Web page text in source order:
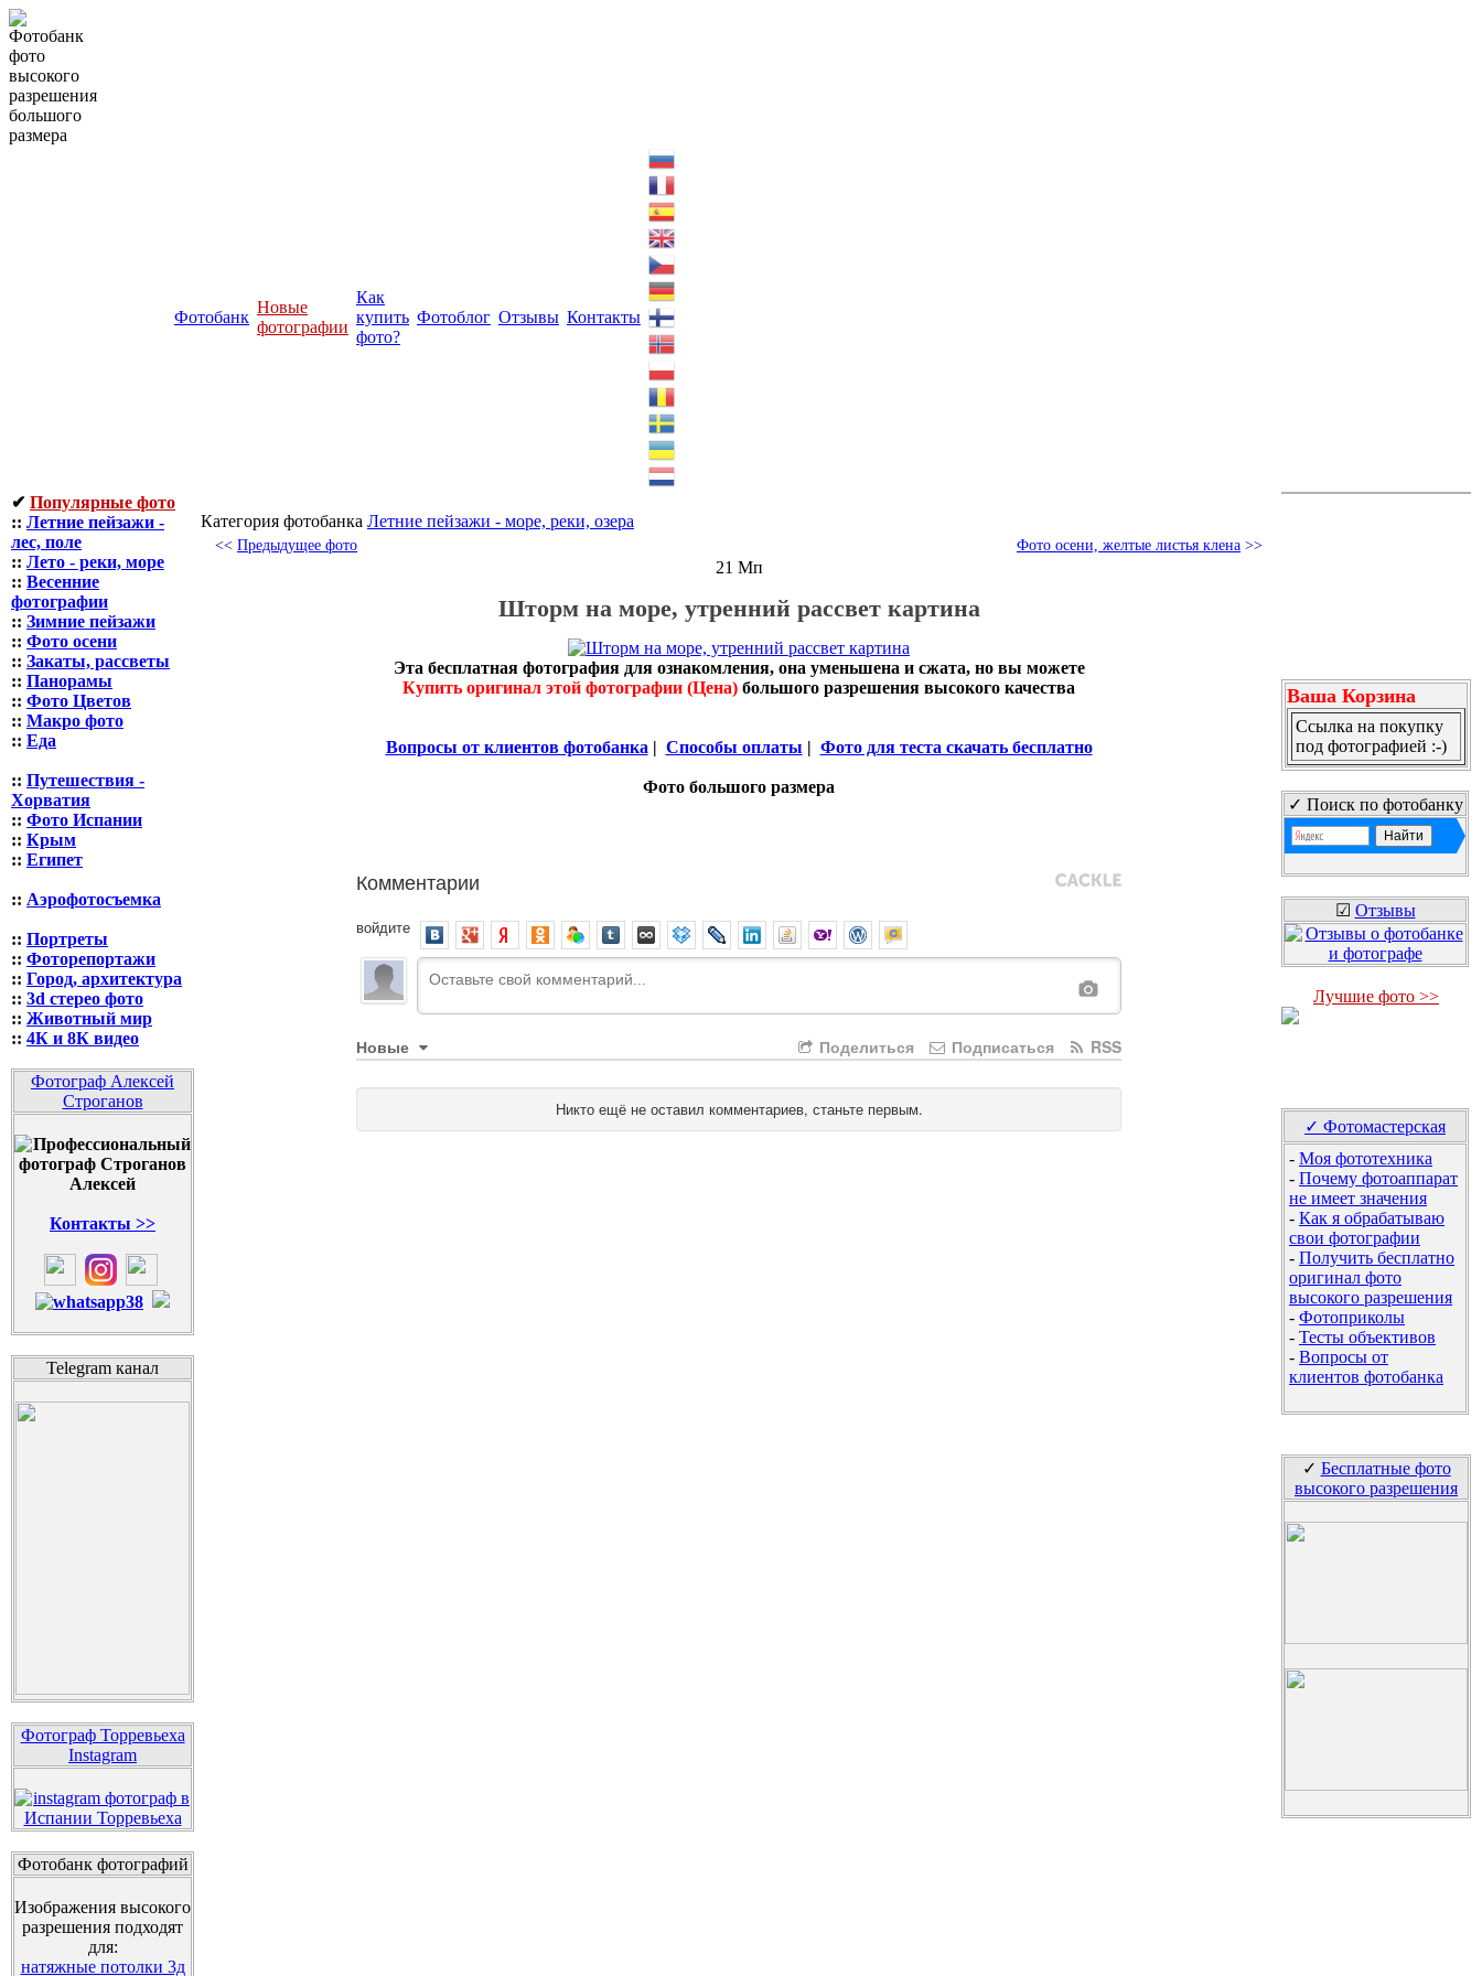
Фотобанк
Новые
фотографии
Как
купить
фото?
Фотоблог Отзывы Контакты
✔ Популярные фото
:: Летние пейзажи -
лес, поле
:: Лето - реки, море
:: Весенние
фотографии
:: Зимние пейзажи
:: Фото осени
:: Закаты, рассветы
:: Панорамы
:: Фото Цветов
:: Макро фото
:: Еда
:: Путешествия -
Хорватия
:: Фото Испании
:: Крым
:: Египет
:: Аэрофотосъемка
:: Портреты
:: Фоторепортажи
:: Город, архитектура
:: 3d стерео фото
:: Животный мир
:: 4К и 8К видео
Фотограф Алексей
Строганов
Контакты >>
Telegram канал
Фотограф Торревьеха
Instagram
Фотобанк фотографий
Изображения высокого
разрешения подходят
для:
натяжные потолки 3д
Категория фотoбанка Летние пейзажи - море, реки, озера
<< Предыдущее фото Фото осени, желтые листья клена >>
21 Мп
Шторм на море, утренний рассвет картина
Эта бесплатная фотография для ознакомления, она уменьшена и сжата, но вы можете
Купить оригинал этой фотографии (Цена) большого разрешения высокого качества
Вопросы от клиентов фотобанка| Способы оплаты Фото для теста скачать бесплатно
Фото большого размера
Комментарии
войдите
Новые RSS
Подписаться
Поделиться
Никто ещё не оставил комментариев, станьте первым.
Ваша Корзина
Ссылка на покупку
под фотографией :-)
✓ Поиск по фотобанку
☑ Отзывы
Лучшие фото >>
✓ Фотомастерская
- Моя фототехника
- Почему фотоаппарат
не имеет значения
- Как я обрабатываю
свои фотографии
- Получить бесплатно
оригинал фото
высокого разрешения
- Фотоприколы
- Тесты объективов
- Вопросы от
клиентов фотобанка
✓ Бесплатные фото
высокого разрешения